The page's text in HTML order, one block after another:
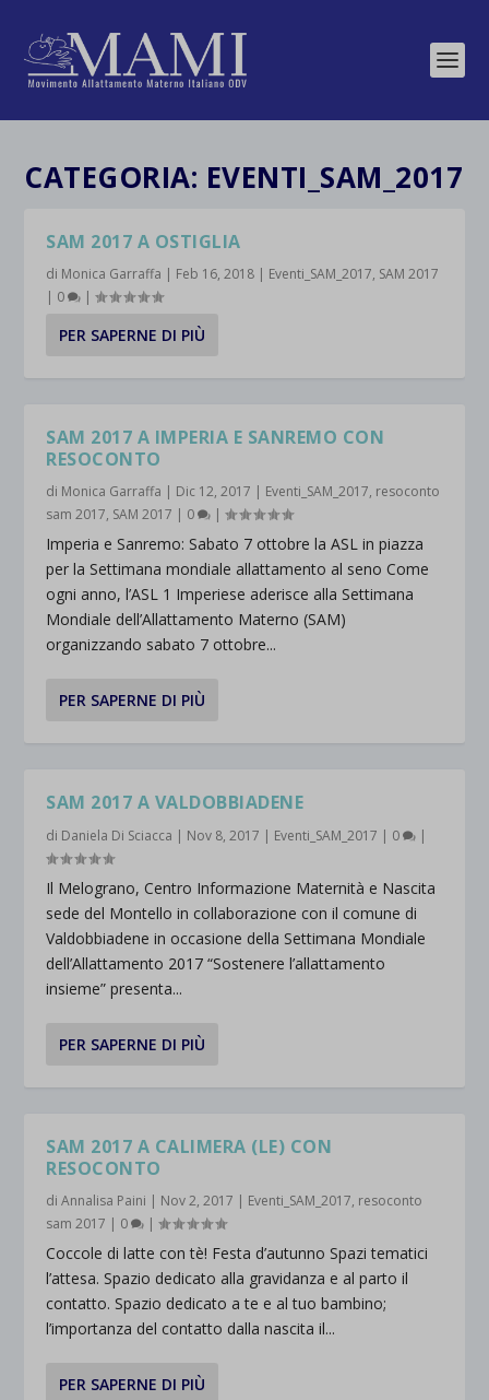
CATEGORIA: EVENTI_SAM_2017
SAM 2017 A OSTIGLIA
di Monica Garraffa | Feb 16, 2018 | Eventi_SAM_2017, SAM 2017
| 0 |
PER SAPERNE DI PIÙ
SAM 2017 A IMPERIA E SANREMO CON
RESOCONTO
di Monica Garraffa | Dic 12, 2017 | Eventi_SAM_2017, resoconto
sam 2017, SAM 2017 | 0 |
Imperia e Sanremo: Sabato 7 ottobre la ASL in piazza
per la Settimana mondiale allattamento al seno Come
ogni anno, l’ASL 1 Imperiese aderisce alla Settimana
Mondiale dell’Allattamento Materno (SAM)
organizzando sabato 7 ottobre...
PER SAPERNE DI PIÙ
SAM 2017 A VALDOBBIADENE
di Daniela Di Sciacca | Nov 8, 2017 | Eventi_SAM_2017 | 0 |
Il Melograno, Centro Informazione Maternità e Nascita
sede del Montello in collaborazione con il comune di
Valdobbiadene in occasione della Settimana Mondiale
dell’Allattamento 2017 “Sostenere l’allattamento
insieme” presenta...
PER SAPERNE DI PIÙ
SAM 2017 A CALIMERA (LE) CON
RESOCONTO
diAnnalisa Paini | Nov 2, 2017 | Eventi_SAM_2017, resoconto
sam 2017 | 0 |
Coccole di latte con tè! Festa d’autunno Spazi tematici
l’attesa. Spazio dedicato alla gravidanza e al parto il
contatto. Spazio dedicato a te e al tuo bambino;
l’importanza del contatto dalla nascita il...
PER SAPERNE DI PIÙ